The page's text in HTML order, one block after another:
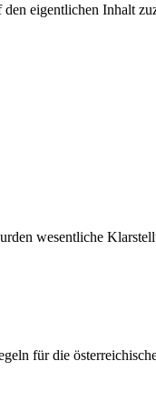
den eigentlichen Inhalt
wesentliche
für die